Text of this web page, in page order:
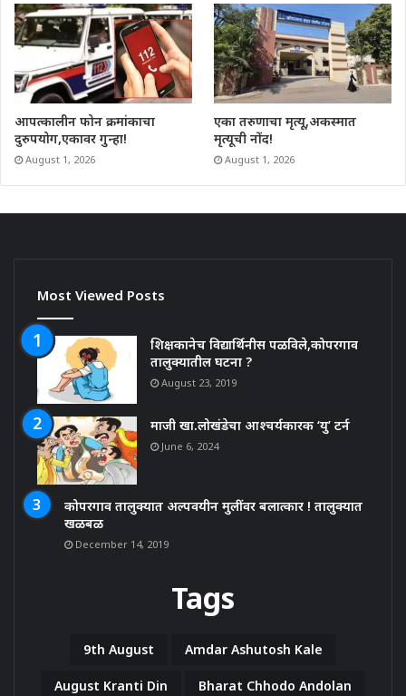
आपत्कालीन फोन क्रमांकाचा
दुरुपयोग,एकावर गुन्हा!
August 1, 2026
एका तरुणाचा मृत्यू,अकस्मात
मृत्यूची नोंद!
August 1, 2026
Most Viewed Posts
शिक्षकानेच विद्यार्थिनीस पळविले,कोपरगाव
तालुक्यातील घटना ?
August 23, 2019
माजी खा.लोखंडेचा आश्चर्यकारक ‘यु’ टर्न
June 6, 2024
कोपरगाव तालुक्यात अल्पवयीन मुलींवर बलात्कार ! तालुक्यात
खळबळ
December 14, 2019
Tags
9th August Amdar Ashutosh Kale
August Kranti Din Bharat Chhodo Andolan